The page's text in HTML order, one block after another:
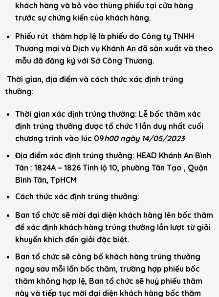
khách hàng và bỏ vào thùng phiếu tại cửa hàng
trước sự chứng kiến của khách hàng.
Phiếu rút thăm hợp lệ là phiếu do Công ty TNHH
Thương mại và Dịch vụ Khánh An đã sản xuất và theo
mẫu đã đăng ký với Sở Công Thương.
Thời gian, địa điểm và cách thức xác định trúng
thưởng:
Thời gian xác định trúng thưởng: Lễ bốc thăm xác
định trúng thưởng được tổ chức 1 lần duy nhất cuối
chương trình vào lúc 09h00 ngày 14/05/2023
Địa điểm xác định trúng thưởng: HEAD Khánh An Bình
Tân : 1824A – 1826 Tỉnh lộ 10, phường Tân Tạo , Quận
Bình Tân, TpHCM
Cách thức xác định trúng thưởng:
Ban tổ chức sẽ mời đại diện khách hàng lên bốc thăm
để xác định khách hàng trúng thưởng lần lượt từ giải
khuyến khích đến giải đặc biệt.
Ban tổ chức sẽ công bố khách hàng trúng thưởng
ngay sau mỗi lần bốc thăm, trường hợp phiếu bốc
thăm không hợp lệ, Ban tổ chức sẽ huỷ phiếu thăm
này và tiếp tục mời đại diện khách hàng bốc thăm